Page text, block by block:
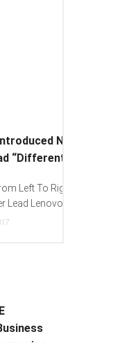
Aisyah...